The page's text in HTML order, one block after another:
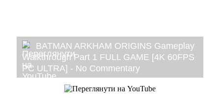
BATMAN ARKHAM ORIGINS Gameplay
Walkthrough Part 1 FULL GAME [4K 60FPS
PC ULTRA] - No Commentary